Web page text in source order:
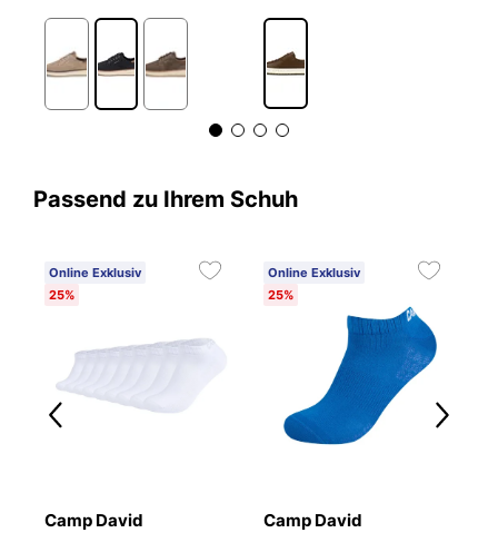
Passend zu Ihrem Schuh
Online Exklusiv
25%
Camp David
Online Exklusiv
25%
Camp David